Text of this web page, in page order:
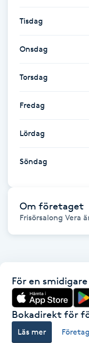
Fotvård
Fransar
Fransborttagning
Fransfärgning
Fransförlängning
Friskvård
Friskvårdsmassage
Frisör
Tisdag
Onsdag
Torsdag
Fredag
Lördag
Söndag
Om företaget
Frisörsalong Vera
För en
Bokadirekt för
Läs mer